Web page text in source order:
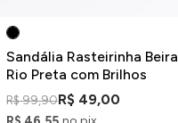
Sandália Rasteirinha Beira
Rio Preta com Brilhos
R$ 99,90R$ 49,00